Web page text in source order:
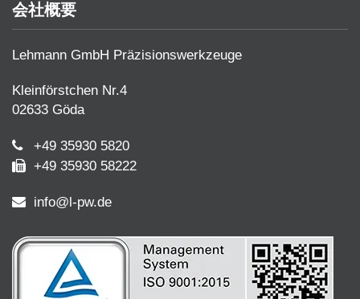
会社概要
Lehmann GmbH Präzisionswerkzeuge
Kleinförstchen Nr.4
02633 Göda
+49 35930 5820
+49 35930 58222
info@l-pw.de